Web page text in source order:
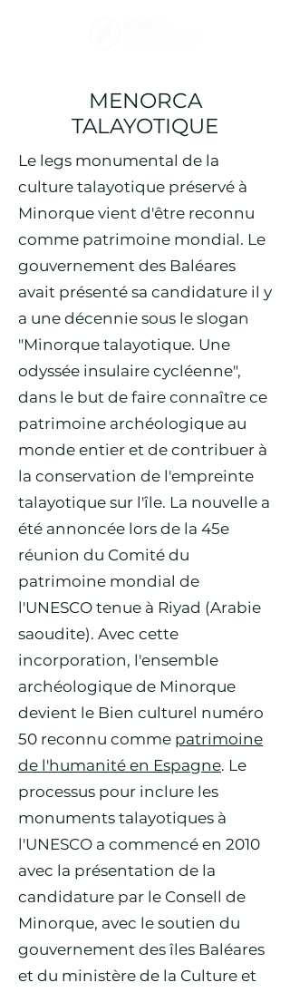
MENORCA
TALAYOTIQUE
Le legs monumental de la
culture talayotique préservé à
Minorque vient d'être reconnu
comme patrimoine mondial. Le
gouvernement des Baléares
avait présenté sa candidature il y
a une décennie sous le slogan
"Minorque talayotique. Une
odyssée insulaire cycléenne",
dans le but de faire connaître ce
patrimoine archéologique au
monde entier et de contribuer à
la conservation de l'empreinte
talayotique sur l'île. La nouvelle a
été annoncée lors de la 45e
réunion du Comité du
patrimoine mondial de
l'UNESCO tenue à Riyad (Arabie
saoudite). Avec cette
incorporation, l'ensemble
archéologique de Minorque
devient le Bien culturel numéro
50 reconnu comme patrimoine
de l'humanité en Espagne. Le
processus pour inclure les
monuments talayotiques à
l'UNESCO a commencé en 2010
avec la présentation de la
candidature par le Consell de
Minorque, avec le soutien du
gouvernement des îles Baléares
et du ministère de la Culture et